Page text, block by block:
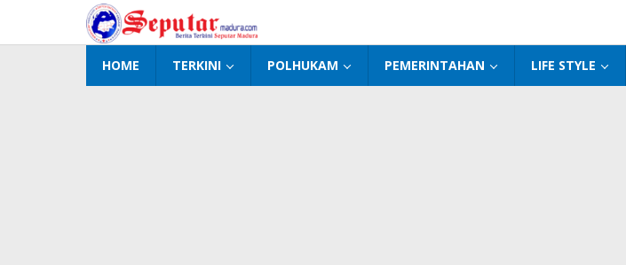
konten
HOME TERKINI POLHUKAM PEMERINTAHAN LIFE STYLE